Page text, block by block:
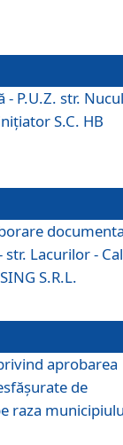
P.U.Z. str.
S.C. HB
Lacurilor -
S.R.L.
aprobarea
de
raza